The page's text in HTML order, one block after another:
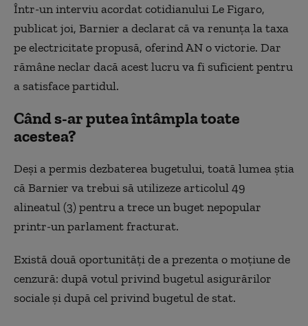
Într-un interviu acordat cotidianului Le Figaro,
publicat joi, Barnier a declarat că va renunța la taxa
pe electricitate propusă, oferind AN o victorie. Dar
rămâne neclar dacă acest lucru va fi suficient pentru
a satisface partidul.
Când s-ar putea întâmpla toate
acestea?
Deși a permis dezbaterea bugetului, toată lumea știa
că Barnier va trebui să utilizeze articolul 49
alineatul (3) pentru a trece un buget nepopular
printr-un parlament fracturat.
Există două oportunități de a prezenta o moțiune de
cenzură: după votul privind bugetul asigurărilor
sociale și după cel privind bugetul de stat.